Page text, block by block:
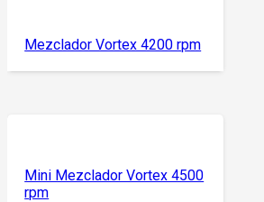
Mezclador Vortex 4200 rpm
Mini Mezclador Vortex 4500
rpm